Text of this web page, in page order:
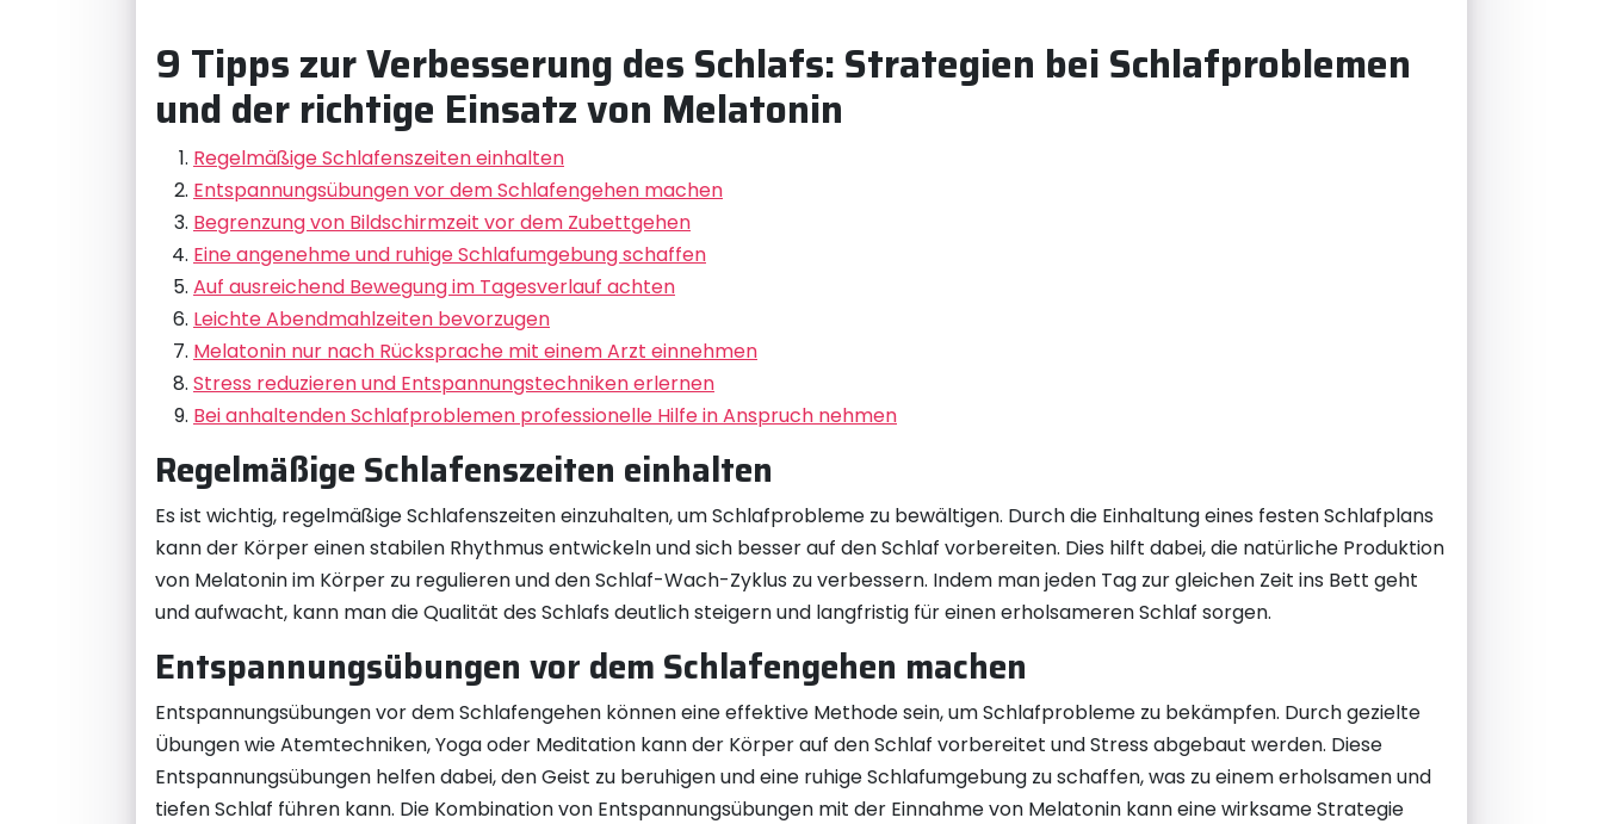
9 Tipps zur Verbesserung des Schlafs: Strategien bei Schlafproblemen
und der richtige Einsatz von Melatonin
Regelmäßige Schlafenszeiten einhalten
Entspannungsübungen vor dem Schlafengehen machen
Begrenzung von Bildschirmzeit vor dem Zubettgehen
Eine angenehme und ruhige Schlafumgebung schaffen
Auf ausreichend Bewegung im Tagesverlauf achten
Leichte Abendmahlzeiten bevorzugen
Melatonin nur nach Rücksprache mit einem Arzt einnehmen
Stress reduzieren und Entspannungstechniken erlernen
Bei anhaltenden Schlafproblemen professionelle Hilfe in Anspruch nehmen
Regelmäßige Schlafenszeiten einhalten
Es ist wichtig, regelmäßige Schlafenszeiten einzuhalten, um Schlafprobleme zu bewältigen. Durch die Einhaltung eines festen Schlafplans
kann der Körper einen stabilen Rhythmus entwickeln und sich besser auf den Schlaf vorbereiten. Dies hilft dabei, die natürliche Produktion
von Melatonin im Körper zu regulieren und den Schlaf-Wach-Zyklus zu verbessern. Indem man jeden Tag zur gleichen Zeit ins Bett geht
und aufwacht, kann man die Qualität des Schlafs deutlich steigern und langfristig für einen erholsameren Schlaf sorgen.
Entspannungsübungen vor dem Schlafengehen machen
Entspannungsübungen vor dem Schlafengehen können eine effektive Methode sein, um Schlafprobleme zu bekämpfen. Durch gezielte
Übungen wie Atemtechniken, Yoga oder Meditation kann der Körper auf den Schlaf vorbereitet und Stress abgebaut werden. Diese
Entspannungsübungen helfen dabei, den Geist zu beruhigen und eine ruhige Schlafumgebung zu schaffen, was zu einem erholsamen und
tiefen Schlaf führen kann. Die Kombination von Entspannungsübungen mit der Einnahme von Melatonin kann eine wirksame Strategie